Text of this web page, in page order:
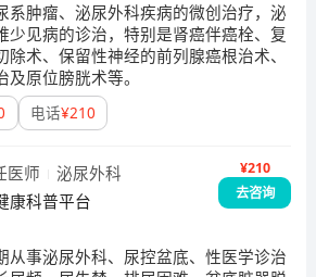
系肿瘤、泌尿外科疾病的微创治疗，泌
少见病的诊治，特别是肾癌伴癌栓、复
除术、保留性神经的前列腺癌根治术、
及原位膀胱术等。
电话¥210
医师
泌尿外科
康科普平台
¥210
去咨询
从事泌尿外科、尿控盆底、性医学诊治